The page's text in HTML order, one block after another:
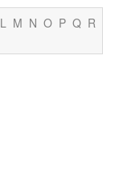
L M N O P Q R